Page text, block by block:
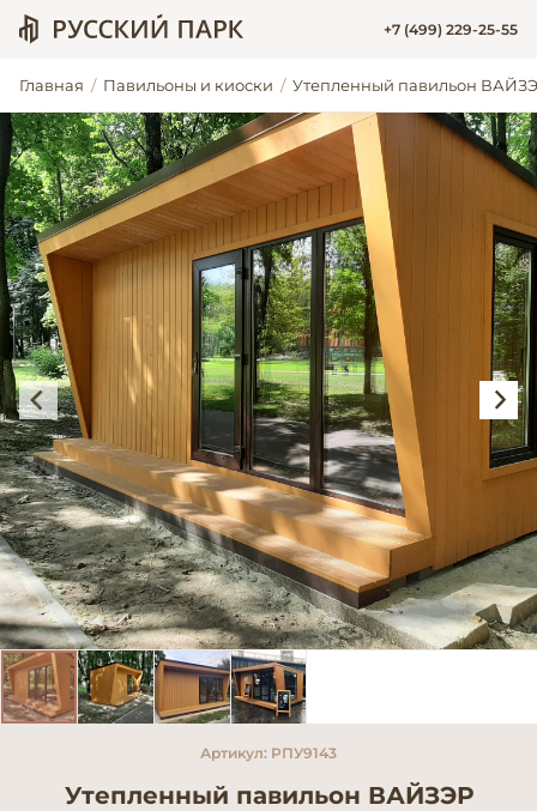
+7 (499) 229-25-55
Главная Павильоны и киоски Утепленный павильон
Артикул: РПУ9143
Утепленный павильон ВАЙЗЭР